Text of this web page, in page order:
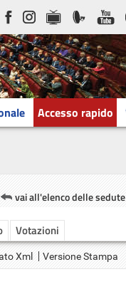
Accesso rapido
vai all'elenco delle sedute
Votazioni
Xml Versione Stampa